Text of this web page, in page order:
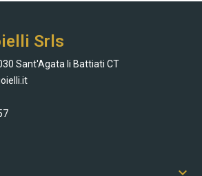
Srls
Sant'Agata li Battiati CT
